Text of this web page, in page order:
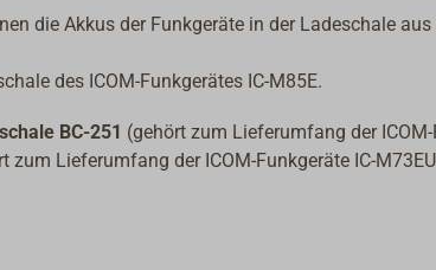
die Akkus der Funkgeräte in der Ladeschale
des ICOM-Funkgerätes IC-M85E.
BC-251 (gehört zum Lieferumfang der
zum Lieferumfang der ICOM-Funkgeräte IC-